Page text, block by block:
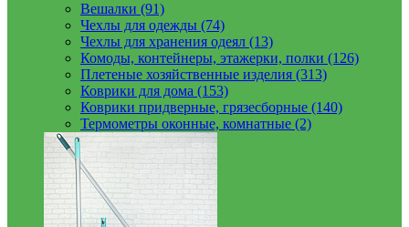
Вешалки (91)
Чехлы для одежды (74)
Чехлы для хранения одеял (13)
Комоды, контейнеры, этажерки, полки (126)
Плетеные хозяйственные изделия (313)
Коврики для дома (153)
Коврики придверные, грязесборные (140)
Термометры оконные, комнатные (2)